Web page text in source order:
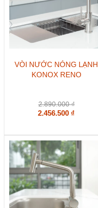
VÒI NƯỚC NÓNG LẠNH
KONOX RENO
2.890.000₫
2.456.500 ₫